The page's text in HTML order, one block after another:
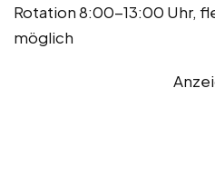
Rotation 8:00-13:00 Uhr,
möglich